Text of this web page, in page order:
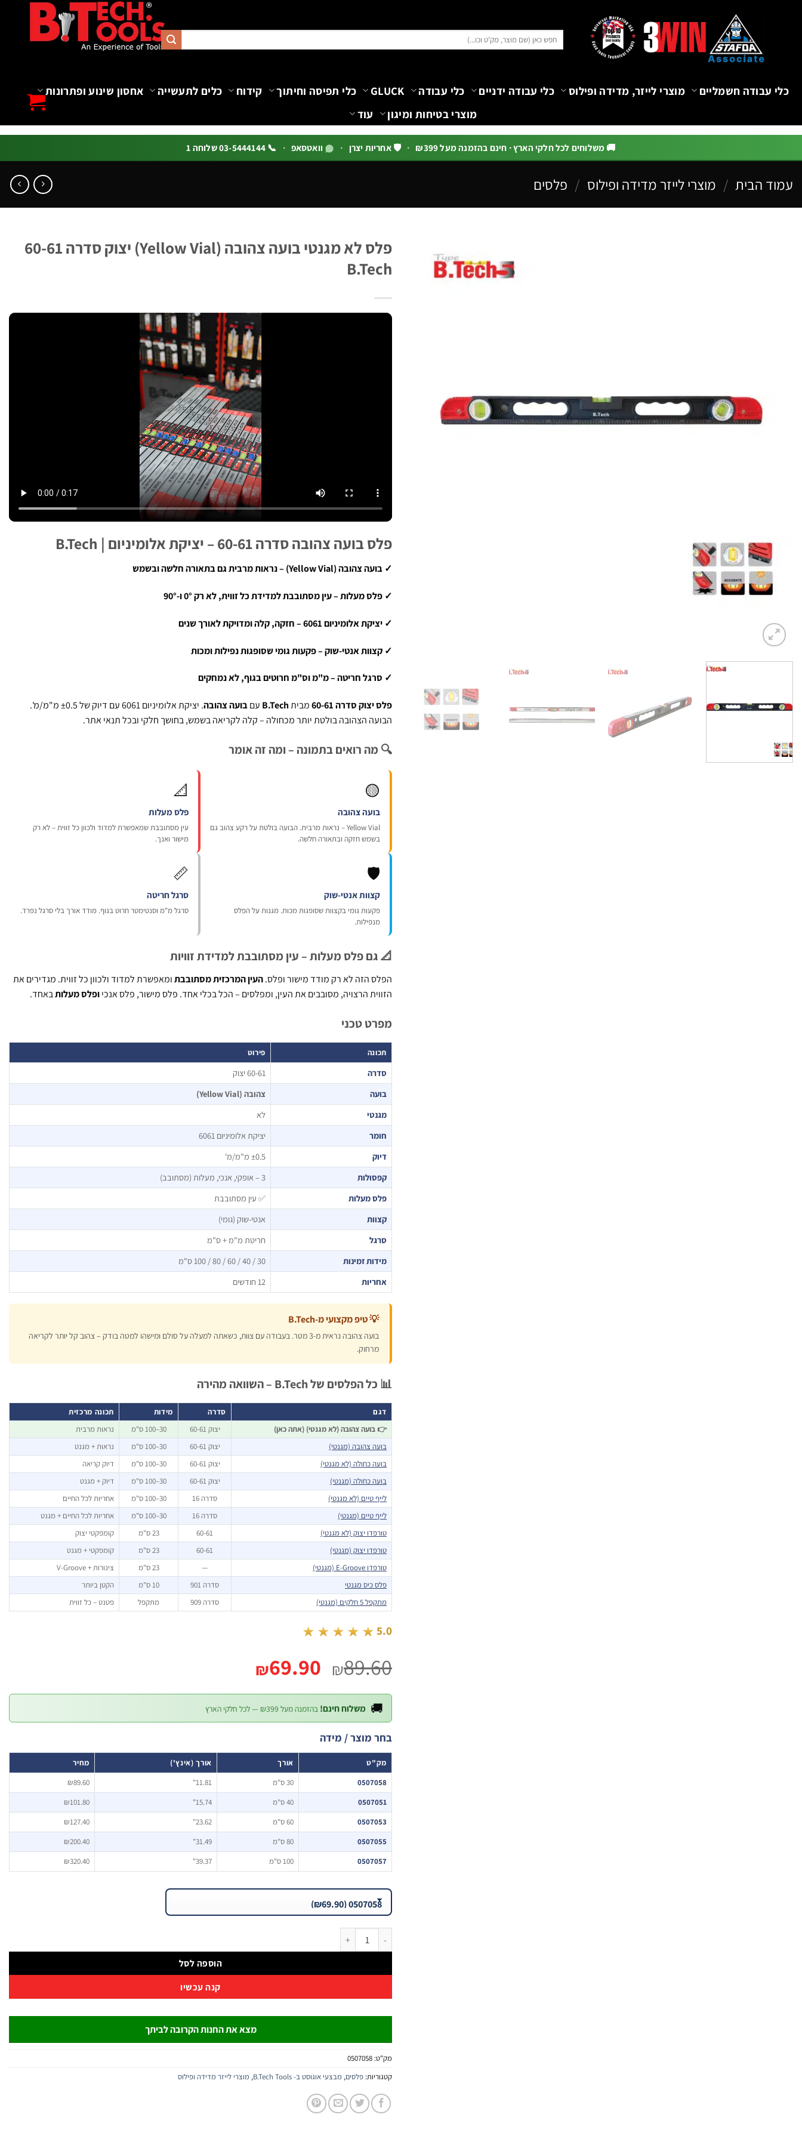
כלי עבודה חשמליים מוצרי לייזר, מדידה ופילוס כלי עבודה ידניים כלי עבודה GLUCK כלי תפיסה וחיתוך קידוח כלים לתעשייה
אחסון שינוע ופתרונות
מוצרי בטיחות ומיגון
עוד
🚚 משלוחים לכל חלקי הארץ · חינם בהזמנה מעל ₪399 · 🛡️ אחריות יצרן · וואטסאפ · 📞 03-5444144 שלוחה 1
עמוד הבית / מוצרי לייזר מדידה ופילוס / פלסים
פלס לא מגנטי בועה צהובה (Yellow Vial) יצוק סדרה 60-61
B.Tech
פלס בועה צהובה סדרה 60-61 – יציקת אלומיניום | B.Tech
✓ בועה צהובה (Yellow Vial) – נראות מרבית גם בתאורה חלשה ובשמש
✓ פלס מעלות – עין מסתובבת למדידת כל זווית, לא רק 0° ו-90°
✓ יציקת אלומיניום 6061 – חזקה, קלה ומדויקת לאורך שנים
✓ קצוות אנטי-שוק – פקעות גומי שסופגות נפילות ומכות
✓ סרגל חריטה – מ"מ וס"מ חרוטים בגוף, לא נמחקים
פלס יצוק סדרה 60-61 מביתB.Tech עםבועה צהובה
. יציקת אלומיניום 6061 עם דיוק של ±0.5 מ"מ/מ'.
הבועה הצהובה בולטת יותר מכחולה – קלה לקריאה בשמש, בחושך חלקי ובכל תנאי אתר.
🔍 מה רואים בתמונה – ומה זה אומר
🟡
בועה צהובה
Yellow Vial – נראות מרבית. הבועה בולטת על רקע צהוב גם
בשמש חזקה ובתאורה חלשה.
📐
פלס מעלות
עין מסתובבת שמאפשרת למדוד ולכוון כל זווית – לא רק
מישור ואנך.
🛡️
קצוות אנטי-שוק
פקעות גומי בקצוות שסופגות מכות. מגנות על הפלס
מנפילות.
📏
סרגל חריטה
סרגל מ"מ וסנטימטר חרוט בגוף. מודד אורך בלי סרגל נפרד.
📐 גם פלס מעלות – עין מסתובבת למדידת זוויות
הפלס הזה לא רק מודד מישור ופלס.העין המרכזית מסתובבתומאפשרת למדוד ולכוון כל זווית. מגדירים את
הזווית הרצויה, מסובבים את העין, ומפלסים – הכל בכלי אחד. פלס מישור, פלס אנכיופלס מעלותבאחד.
מפרט טכני
תכונה פירוט
סדרה
60-61 יצוק
בועה
צהובה (Yellow Vial)
מגנטי
לא
חומר
יציקת אלומיניום 6061
דיוק
±0.5 מ"מ/מ'
קפסולות
3 – אופקי, אנכי, מעלות (מסתובב)
פלס מעלות
✅ עין מסתובבת
קצוות
אנטי-שוק (גומי)
סרגל
חריטת מ"מ + ס"מ
מידות זמינות
30 / 40 / 60 / 80 / 100 ס"מ
אחריות
12 חודשים
💡 טיפ מקצועי מ-B.Tech
בועה צהובה נראית מ-3 מטר. בעבודה עם צוות, כשאתה למעלה על סולם ומישהו למטה בודק – צהוב קל יותר לקריאה
מרחוק.
📊 כל הפלסים של B.Tech – השוואה מהירה
דגם סדרה מידות
תכונה מרכזית
👉 בועה צהובה (לא מגנטי) (אתה כאן)
יצוק 60-61 30–100 ס"מ
נראות מרבית
בועה צהובה (מגנטי)
יצוק 60-61 30–100 ס"מ
נראות + מגנט
בועה כחולה (לא מגנטי)
יצוק 60-61 30–100 ס"מ
דיוק קריאה
בועה כחולה (מגנטי)
יצוק 60-61 30–100 ס"מ
דיוק + מגנט
לייף טיים (לא מגנטי)
סדרה 16 30–100 ס"מ
אחריות לכל החיים
לייף טיים (מגנטי)
סדרה 16 30–100 ס"מ
אחריות לכל החיים + מגנט
טורפדו יצוק (לא מגנטי)
60-61 23 ס"מ
קומפקטי יצוק
טורפדו יצוק (מגנטי)
60-61 23 ס"מ
קומפקטי + מגנט
טורפדו E-Groove (מגנטי)
— 23 ס"מ
צינורות + V-Groove
פלס כיס מגנטי
סדרה 901 10 ס"מ
הקטן ביותר
מתקפל 5 חלקים (מגנטי)
סדרה 909 מתקפל פטנט – כל זווית
★★★★★ 5.0
₪89.60 המחיר
המקורי
היה:
₪89.60.
₪69.90 המחיר
הנוכחי
הוא:
₪69.90.
🚚 משלוח חינם! בהזמנה מעל ₪399 — לכל חלקי הארץ
בחר מוצר / מידה
מק"ט אורך אורך (אינץ')
מחיר
0507058
30 ס"מ 11.81"
₪89.60
0507051
40 ס"מ 15.74"
₪101.80
0507053
60 ס"מ 23.62"
₪127.40
0507055
80 ס"מ 31.49"
₪200.40
0507057
100 ס"מ 39.37"
₪320.40
כמות של פלס לא מגנטי בועה צהובה (Yellow Vial) יצוק סדרה 60-61 B.Tech
הוספה לסל
קנה עכשיו
מצא את החנות הקרובה לביתך
מק"ט: 0507058
קטגוריות: פלסים, מבצעי אוגוסט ב- B.Tech Tools , מוצרי לייזר מדידה ופילוס